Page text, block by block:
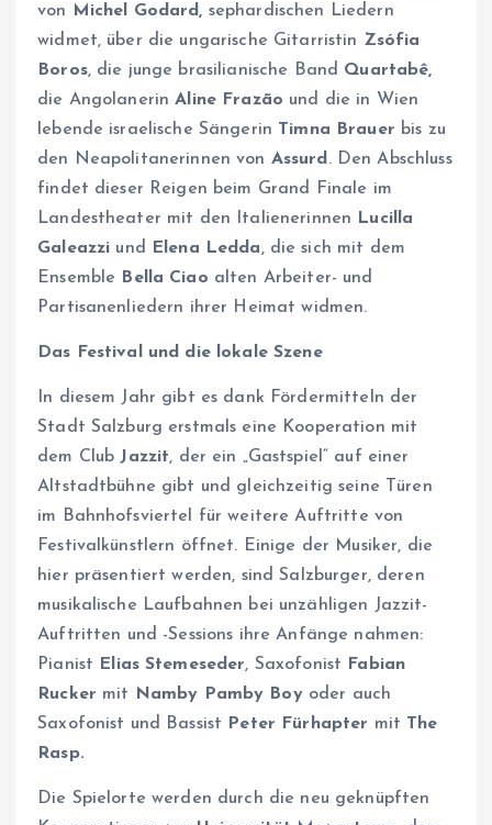
von
Michel Godard, sephardischen Liedern
widmet, über die ungarische Gitarristin Zsófia
Boros, die junge brasilianische Band Quartabê,
die AngolanerinAline Frazão und die in Wien
lebende israelische Sängerin Timna Brauer bis zu
den Neapolitanerinnen von Assurd . Den Abschluss
findet dieser Reigen beim Grand Finale im
Landestheater mit den Italienerinnen
Lucilla
Galeazzi und Elena Ledda, die sich mit dem
Ensemble
Bella Ciao alten Arbeiter- und
Partisanenliedern ihrer Heimat widmen.
Das Festival und die lokale Szene
In diesem Jahr gibt es dank Fördermitteln der
Stadt Salzburg erstmals eine Kooperation mit
dem Club Jazzit, der ein „Gastspiel“ auf einer
Altstadtbühne gibt und gleichzeitig seine Türen
im Bahnhofsviertel für weitere Auftritte von
Festivalkünstlern öffnet. Einige der Musiker, die
hier präsentiert werden, sind Salzburger, deren
musikalische Laufbahnen bei unzähligen Jazzit-
Auftritten und -Sessions ihre Anfänge nahmen:
Pianist
Elias Stemeseder, Saxofonist
Fabian
Rucker mit Namby Pamby Boyoder auch
Saxofonist und Bassist
Peter Fürhapter mit The
Rasp.
Die Spielorte werden durch die neu geknüpften